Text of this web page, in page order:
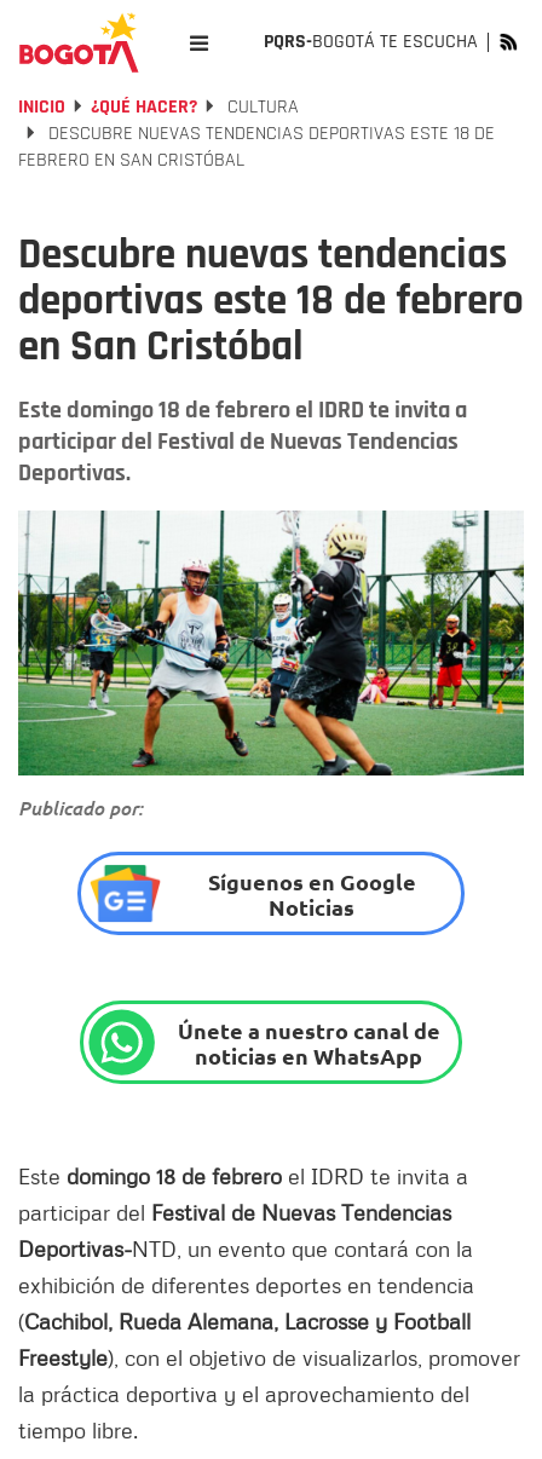
PQRS-BOGOTÁ TE ESCUCHA
INICIO ¿QUÉ HACER?
CULTURA
DESCUBRE NUEVAS TENDENCIAS DEPORTIVAS ESTE 18 DE
FEBRERO EN SAN CRISTÓBAL
Descubre nuevas tendencias
deportivas este 18 de febrero
en San Cristóbal
Este domingo 18 de febrero el IDRD te invita a
participar del Festival de Nuevas Tendencias
Deportivas.
Publicado por:
Síguenos en Google
Noticias
Únete a nuestro canal de
noticias en WhatsApp
Este domingo 18 de febrero el IDRD te invita a
participar del Festival de Nuevas Tendencias
Deportivas-NTD, un evento que contará con la
exhibición de diferentes deportes en tendencia
(Cachibol, Rueda Alemana, Lacrosse y Football
Freestyle), con el objetivo de visualizarlos, promover
la práctica deportiva y el aprovechamiento del
tiempo libre.